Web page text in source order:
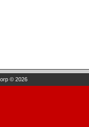
© 2026